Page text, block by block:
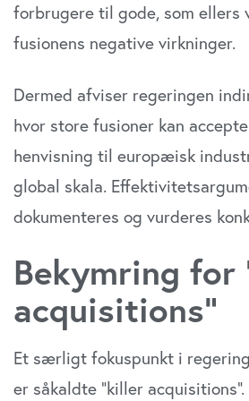
forbrugere til gode, som ellers
fusionens negative virkninger.
Dermed afviser regeringen
hvor store fusioner kan
henvisning til europæisk
global skala.
dokumenteres og vurderes
Bekymring for
acquisitions”
Et særligt fokuspunkt i
er såkaldte “killer